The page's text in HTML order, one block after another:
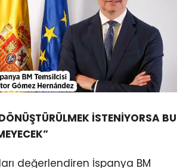
İSTENİYORSA BU
değerlendiren İspanya BM